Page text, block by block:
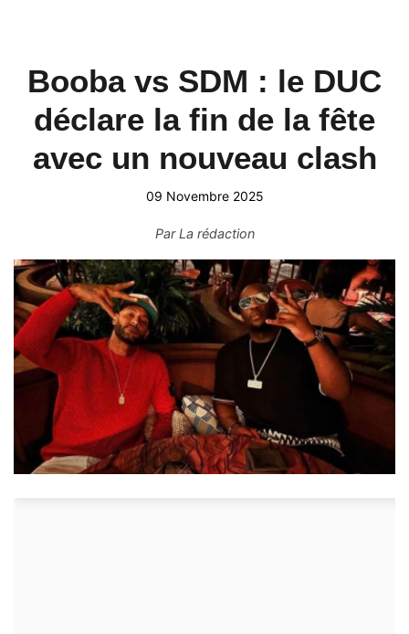
Booba vs SDM : le DUC
déclare la fin de la fête
avec un nouveau clash
09 Novembre 2025
ParLa rédaction